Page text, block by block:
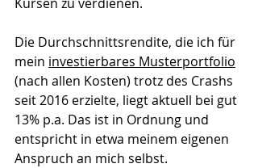
Die Durchschnittsrendite, die ich für
mein investierbares Musterportfolio
(nach allen Kosten) trotz des Crashs
seit 2016 erzielte, liegt aktuell bei gut
13% p.a. Das ist in Ordnung und
entspricht in etwa meinem eigenen
Anspruch an mich selbst.